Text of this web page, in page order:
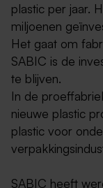
plastic per jaar.
miljoenen
Het gaat om
SABIC is de
te blijven.
In de
nieuwe plastic
plastic voor
SABIC heeft